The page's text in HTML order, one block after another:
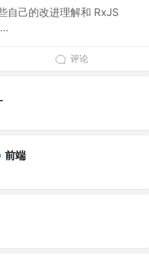
自己的改进理解和 RxJS
评论
前端